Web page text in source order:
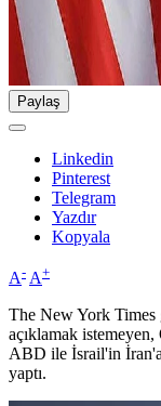
Paylaş
Linkedin
Pinterest
Telegram
Yazdır
Kopyala
A- A+
The New York Times
açıklamak
ABD ile İsrail'in İran'a
yaptı.